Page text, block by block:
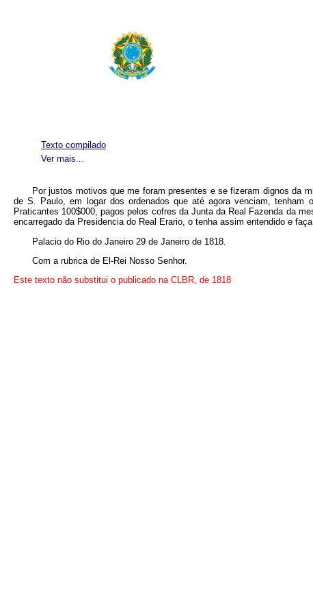
Ver mais...
Texto compilado
Por justos motivos que me foram presentes e se fizeram dignos da
de S. Paulo, em logar dos ordenados que até agora venciam, tenham
Praticantes 100$000, pagos pelos cofres da Junta da Real Fazenda da
encarregado da Presidencia do Real Erario, o tenha assim entendido e
Palacio do Rio do Janeiro 29 de Janeiro de 1818.
Com a rubrica de El-Rei Nosso Senhor.
Este texto não substitui o publicado na CLBR, de 1818